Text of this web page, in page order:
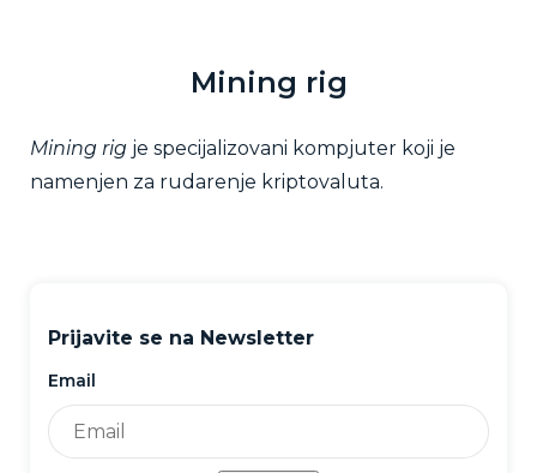
Mining rig
Mining rig je specijalizovani kompjuter koji je
namenjen za rudarenje kriptovaluta.
Prijavite se na Newsletter
Email